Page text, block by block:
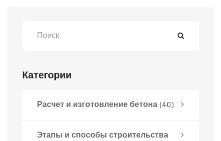
Категории
Расчет и изготовление бетона (40)
Этапы и способы строительства